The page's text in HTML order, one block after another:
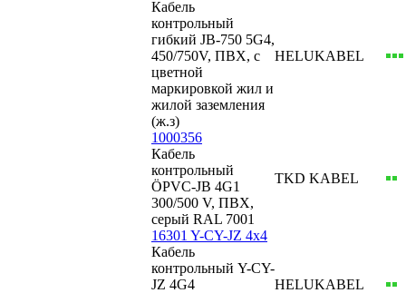
Кабель
контрольный
гибкий JB-750 5G4,
450/750V, ПВХ, с
цветной
маркировкой жил и
жилой заземления
(ж.з)
HELUKABEL
1000356
Кабель
контрольный
ÖPVC-JB 4G1
300/500 V, ПВХ,
серый RAL 7001
TKD KABEL
16301 Y-CY-JZ 4x4
Кабель
контрольный Y-CY-
JZ 4G4
HELUKABEL